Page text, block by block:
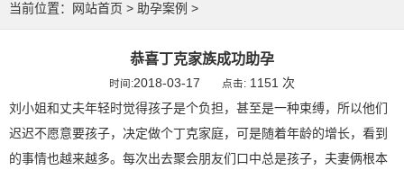
当前位置： 网站首页 > 助孕案例 >
恭喜丁克家族成功助孕
时间:2018-03-17 点击: 1151 次
刘小姐和丈夫年轻时觉得孩子是个负担，甚至是一种束缚，所以他们
迟迟不愿意要孩子，决定做个丁克家庭，可是随着年龄的增长，看到
的事情也越来越多。每次出去聚会朋友们口中总是孩子，夫妻俩根本